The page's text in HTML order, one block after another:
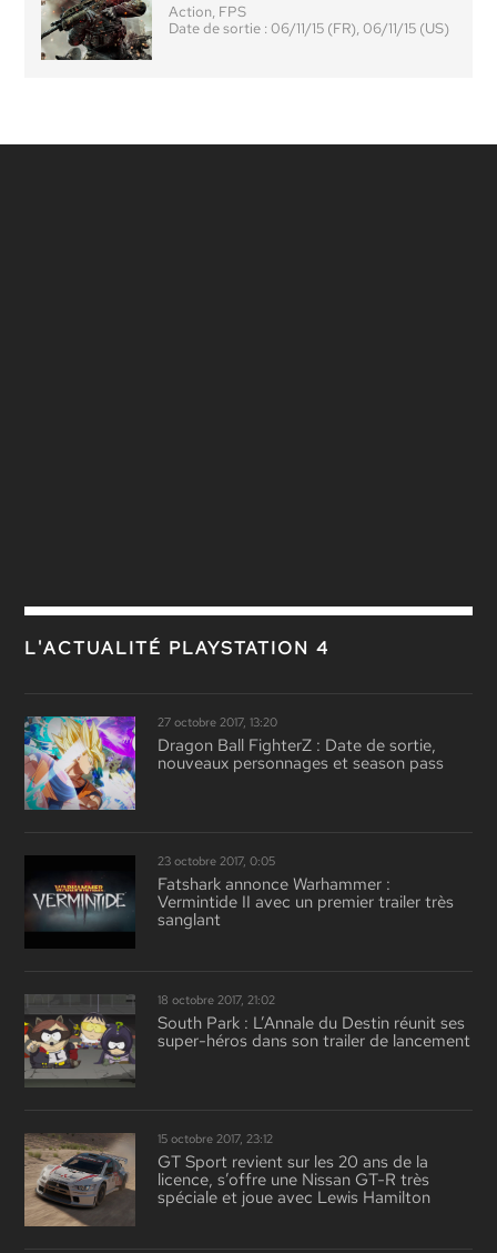
Action, FPS
Date de sortie :06/11/15 (FR), 06/11/15 (US)
L'ACTUALITÉ PLAYSTATION 4
27 octobre 2017, 13:20
Dragon Ball FighterZ : Date de sortie,
nouveaux personnages et season pass
23 octobre 2017, 0:05
Fatshark annonce Warhammer :
Vermintide II avec un premier trailer très
sanglant
18 octobre 2017, 21:02
South Park : L’Annale du Destin réunit ses
super-héros dans son trailer de lancement
15 octobre 2017, 23:12
GT Sport revient sur les 20 ans de la
licence, s’offre une Nissan GT-R très
spéciale et joue avec Lewis Hamilton